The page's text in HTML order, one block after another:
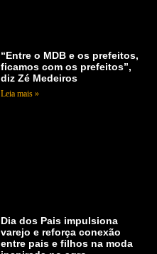
“Entre o MDB e os prefeitos,
ficamos com os prefeitos”,
diz Zé Medeiros
Leia mais »
Dia dos Pais impulsiona
varejo e reforça conexão
entre pais e filhos na moda